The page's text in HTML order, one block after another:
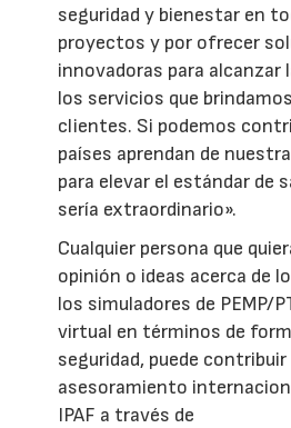
seguridad y bienestar en
proyectos y por ofrecer
innovadoras para alcanzar
los servicios que
clientes. Si podemos
países aprendan de
para elevar el estándar de
sería extraordinario».
Cualquier persona que
opinión o ideas acerca de
los simuladores de PEMP/
virtual en términos de
seguridad, puede contribuir
asesoramiento
IPAF a través de